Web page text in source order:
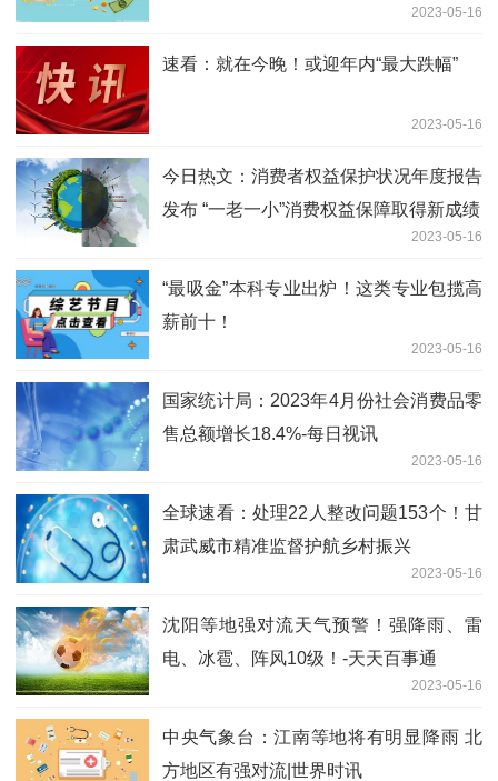
2023-05-16
速看：就在今晚！或迎年内“最大跌幅”
2023-05-16
今日热文：消费者权益保护状况年度报告
发布 “一老一小”消费权益保障取得新成绩
2023-05-16
“最吸金”本科专业出炉！这类专业包揽高
薪前十！
2023-05-16
国家统计局：2023年4月份社会消费品零
售总额增长18.4%-每日视讯
2023-05-16
全球速看：处理22人整改问题153个！甘
肃武威市精准监督护航乡村振兴
2023-05-16
沈阳等地强对流天气预警！强降雨、雷
电、冰雹、阵风10级！-天天百事通
2023-05-16
中央气象台：江南等地将有明显降雨 北
方地区有强对流|世界时讯